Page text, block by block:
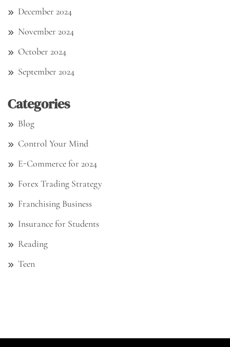
December 2024
November 2024
October 2024
September 2024
Categories
Blog
Control Your Mind
E-Commerce for 2024
Forex Trading Strategy
Franchising Business
Insurance for Students
Reading
Teen